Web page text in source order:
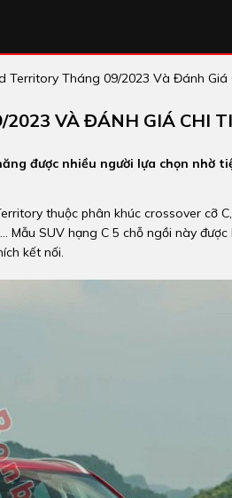
Territory Tháng 09/2023 Và Đánh Giá
2023 VÀ ĐÁNH GIÁ CHI
được nhiều người lựa chọn nhờ
thuộc phân khúc crossover cỡ
Mẫu SUV hạng C 5 chỗ ngồi này
kết nối.